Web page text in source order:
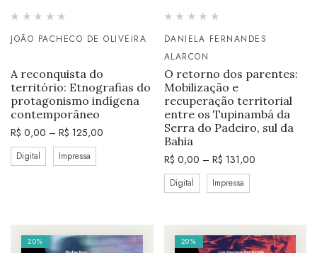
JOÃO PACHECO DE OLIVEIRA
A reconquista do
território: Etnografias do
protagonismo indígena
contemporâneo
R$ 0,00 – R$ 125,00
Digital Impressa
DANIELA FERNANDES
ALARCON
O retorno dos parentes:
Mobilização e
recuperação territorial
entre os Tupinambá da
Serra do Padeiro, sul da
Bahia
R$ 0,00 – R$ 131,00
Digital Impressa
20% 20%